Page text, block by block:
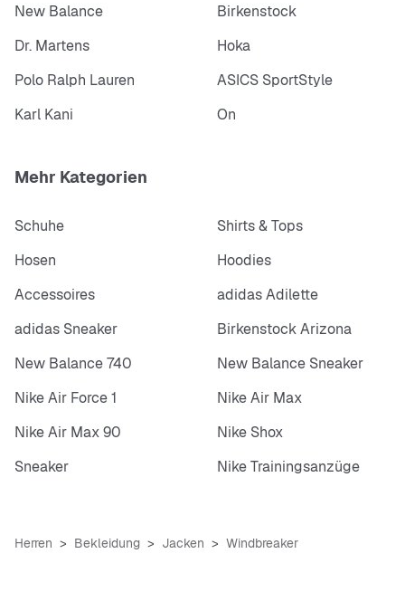
New Balance
Birkenstock
Dr. Martens
Hoka
Polo Ralph Lauren
ASICS SportStyle
Karl Kani
On
Mehr Kategorien
Schuhe
Shirts & Tops
Hosen
Hoodies
Accessoires
adidas Adilette
adidas Sneaker
Birkenstock Arizona
New Balance 740
New Balance Sneaker
Nike Air Force 1
Nike Air Max
Nike Air Max 90
Nike Shox
Sneaker
Nike Trainingsanzüge
Herren Bekleidung Jacken Windbreaker